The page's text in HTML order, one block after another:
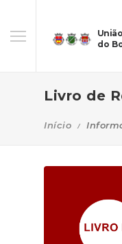
do
Livro de
Início